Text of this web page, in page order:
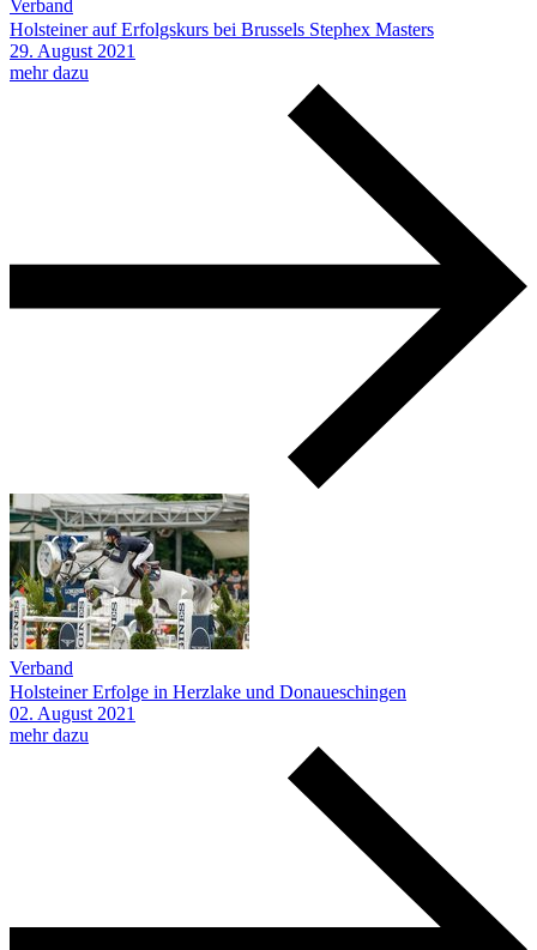
Verband
Holsteiner auf Erfolgskurs bei Brussels Stephex Masters
29. August 2021
mehr dazu
Verband
Holsteiner Erfolge in Herzlake und Donaueschingen
02. August 2021
mehr dazu